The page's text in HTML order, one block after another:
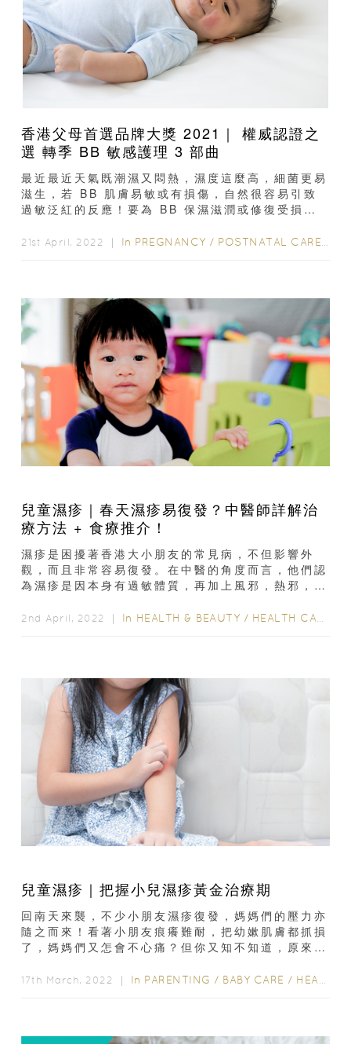
香港父母首選品牌大獎 2021｜ 權威認證之
選 轉季 BB 敏感護理 3 部曲
最近最近天氣既潮濕又悶熱，濕度這麼高，細菌更易
滋生，若 BB 肌膚易敏或有損傷，自然很容易引致
過敏泛紅的反應！要為 BB 保濕滋潤或修復受損
21st April, 2022 ｜ In PREGNANCY / POSTNATAL CARE
兒童濕疹｜春天濕疹易復發？中醫師詳解治
療方法 + 食療推介！
濕疹是困擾著香港大小朋友的常見病，不但影響外
觀，而且非常容易復發。在中醫的角度而言，他們認
為濕疹是因本身有過敏體質，再加上風邪，熱邪，濕
虛，陰虛...
2nd April, 2022 ｜ In HEALTH & BEAUTY / HEALTH CARE
兒童濕疹｜把握小兒濕疹黃金治療期
回南天來襲，不少小朋友濕疹復發，媽媽們的壓力亦
隨之而來！看著小朋友痕癢難耐，把幼嫰肌膚都抓損
了，媽媽們又怎會不心痛？但你又知不知道，原來治
小姐...
17th March, 2022 ｜ In PARENTING / BABY CARE / HEALTH & BEAUTY